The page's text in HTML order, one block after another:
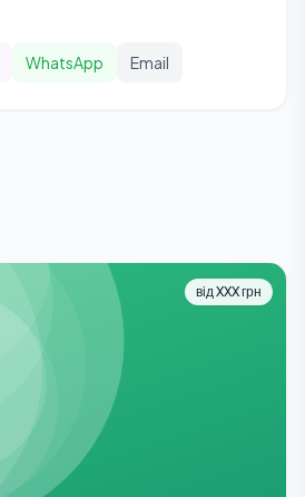
WhatsApp Email
від XXX грн